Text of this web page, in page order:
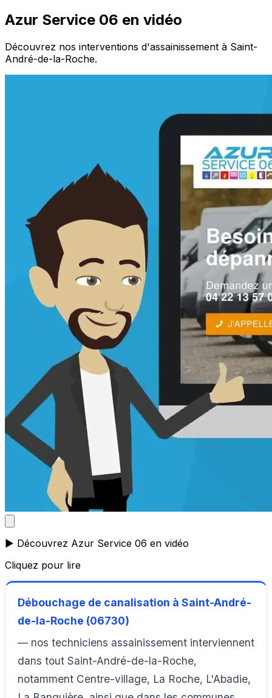
Azur Service 06 en vidéo
Découvrez nos interventions d'assainissement à Saint-
André-de-la-Roche.
▶️ Découvrez Azur Service 06 en vidéo
Cliquez pour lire
Débouchage de canalisation à Saint-André-
de-la-Roche (06730)
— nos techniciens assainissement interviennent
dans tout Saint-André-de-la-Roche,
notamment Centre-village, La Roche, L'Abadie,